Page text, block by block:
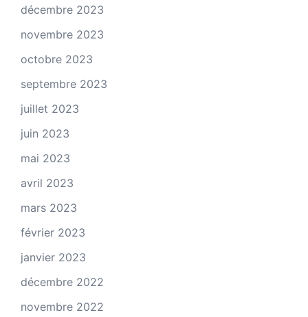
décembre 2023
novembre 2023
octobre 2023
septembre 2023
juillet 2023
juin 2023
mai 2023
avril 2023
mars 2023
février 2023
janvier 2023
décembre 2022
novembre 2022